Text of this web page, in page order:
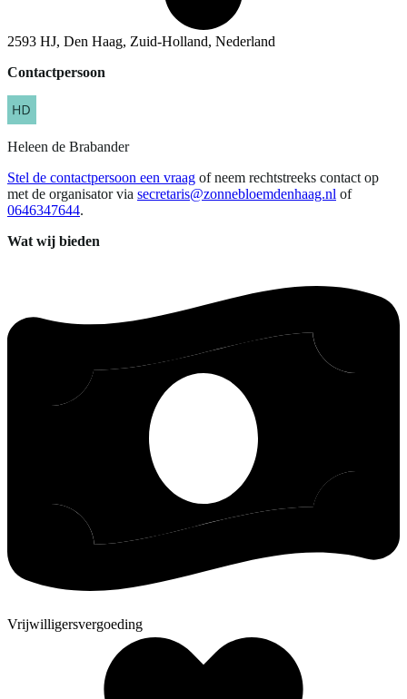
2593 HJ, Den Haag, Zuid-Holland, Nederland
Contactpersoon
Heleen de Brabander
Stel de contactpersoon een vraag of neem rechtstreeks contact op
met de organisator via secretaris@zonnebloemdenhaag.nl of
0646347644.
Wat wij bieden
Vrijwilligersvergoeding